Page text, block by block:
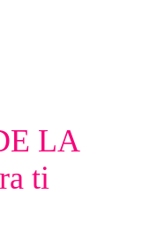
LA
ti